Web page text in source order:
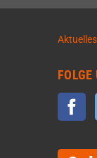
FOLGE